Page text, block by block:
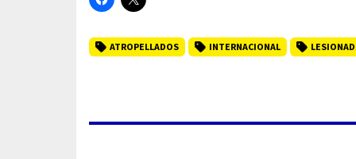
ATROPELLADOS INTERNACIONAL